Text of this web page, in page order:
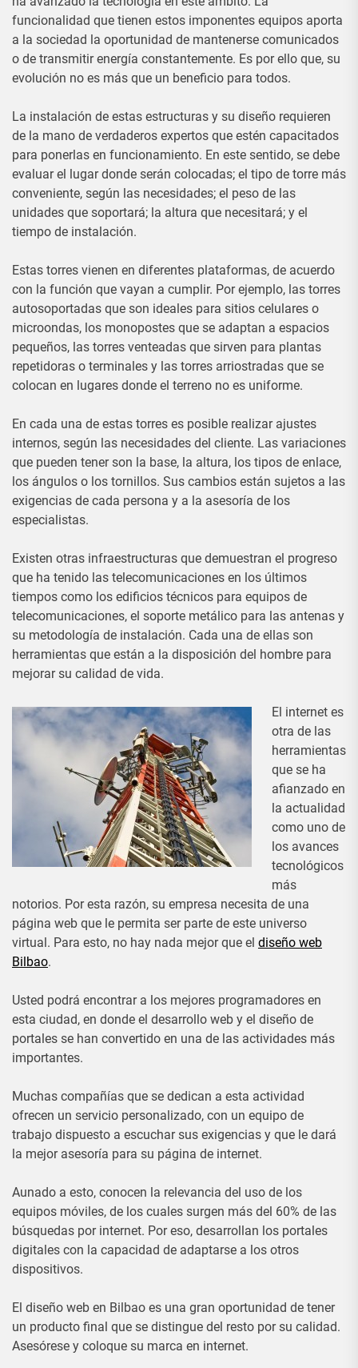
funcionalidad que tienen estos imponentes equipos aporta
a la sociedad la oportunidad de mantenerse comunicados
o de transmitir energía constantemente. Es por ello que, su
evolución no es más que un beneficio para todos.
La instalación de estas estructuras y su diseño requieren
de la mano de verdaderos expertos que estén capacitados
para ponerlas en funcionamiento. En este sentido, se debe
evaluar el lugar donde serán colocadas; el tipo de torre más
conveniente, según las necesidades; el peso de las
unidades que soportará; la altura que necesitará; y el
tiempo de instalación.
Estas torres vienen en diferentes plataformas, de acuerdo
con la función que vayan a cumplir. Por ejemplo, las torres
autosoportadas que son ideales para sitios celulares o
microondas, los monopostes que se adaptan a espacios
pequeños, las torres venteadas que sirven para plantas
repetidoras o terminales y las torres arriostradas que se
colocan en lugares donde el terreno no es uniforme.
En cada una de estas torres es posible realizar ajustes
internos, según las necesidades del cliente. Las variaciones
que pueden tener son la base, la altura, los tipos de enlace,
los ángulos o los tornillos. Sus cambios están sujetos a las
exigencias de cada persona y a la asesoría de los
especialistas.
Existen otras infraestructuras que demuestran el progreso
que ha tenido las telecomunicaciones en los últimos
tiempos como los edificios técnicos para equipos de
telecomunicaciones, el soporte metálico para las antenas y
su metodología de instalación. Cada una de ellas son
herramientas que están a la disposición del hombre para
mejorar su calidad de vida.
El internet es
otra de las
herramientas
que se ha
afianzado en
la actualidad
como uno de
los avances
tecnológicos
más
notorios. Por esta razón, su empresa necesita de una
página web que le permita ser parte de este universo
virtual. Para esto, no hay nada mejor que el diseño web
Bilbao.
Usted podrá encontrar a los mejores programadores en
esta ciudad, en donde el desarrollo web y el diseño de
portales se han convertido en una de las actividades más
importantes.
Muchas compañías que se dedican a esta actividad
ofrecen un servicio personalizado, con un equipo de
trabajo dispuesto a escuchar sus exigencias y que le dará
la mejor asesoría para su página de internet.
Aunado a esto, conocen la relevancia del uso de los
equipos móviles, de los cuales surgen más del 60% de las
búsquedas por internet. Por eso, desarrollan los portales
digitales con la capacidad de adaptarse a los otros
dispositivos.
El diseño web en Bilbao es una gran oportunidad de tener
un producto final que se distingue del resto por su calidad.
Asesórese y coloque su marca en internet.